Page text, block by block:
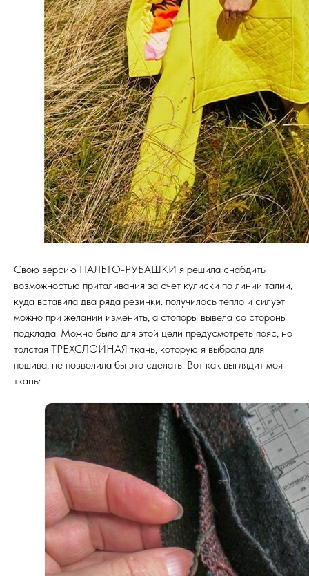
Свою версию ПАЛЬТО-РУБАШКИ я решила снабдить
возможностью приталивания за счет кулиски по линии талии,
куда вставила два ряда резинки: получилось тепло и силуэт
можно при желании изменить, а стопоры вывела со стороны
подклада. Можно было для этой цели предусмотреть пояс, но
толстая ТРЕХСЛОЙНАЯ ткань, которую я выбрала для
пошива, не позволила бы это сделать. Вот как выглядит моя
ткань: